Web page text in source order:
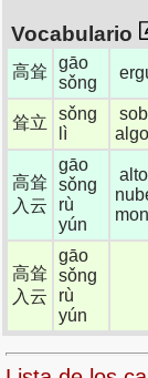
Vocabulario
高耸
gāo
sǒng
耸立
sǒng
lì
高耸
入云
gāo
sǒng
rù
yún
高耸
入云
gāo
sǒng
rù
yún